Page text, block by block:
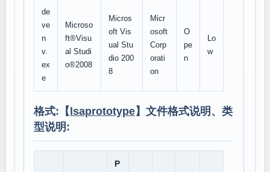
de
ve
n
v.
ex
e
Microso
ft®Visu
al Studi
o®2008
Micros
oft Vis
ual Stu
dio 200
8
Micr
osoft
Corp
orati
on
O
pe
n
Lo
w
格式:【 lsaprototype】文件格式说明、类
型说明:
P